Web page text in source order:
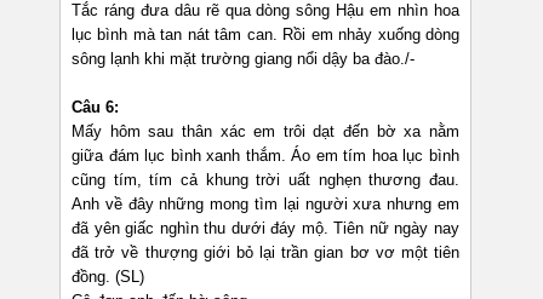
Tắc ráng đưa dâu rẽ qua dòng sông Hậu em nhìn hoa
lục bình mà tan nát tâm can. Rồi em nhảy xuống dòng
sông lạnh khi mặt trường giang nổi dậy ba đào./-
Câu 6:
Mấy hôm sau thân xác em trôi dạt đến bờ xa nằm
giữa đám lục bình xanh thắm. Áo em tím hoa lục bình
cũng tím, tím cả khung trời uất nghẹn thương đau.
Anh về đây những mong tìm lại người xưa nhưng em
đã yên giấc nghìn thu dưới đáy mộ. Tiên nữ ngày nay
đã trở về thượng giới bỏ lại trần gian bơ vơ một tiên
đồng. (SL)